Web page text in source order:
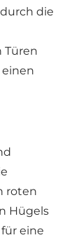
die
Türen
roten
Hügels
eine